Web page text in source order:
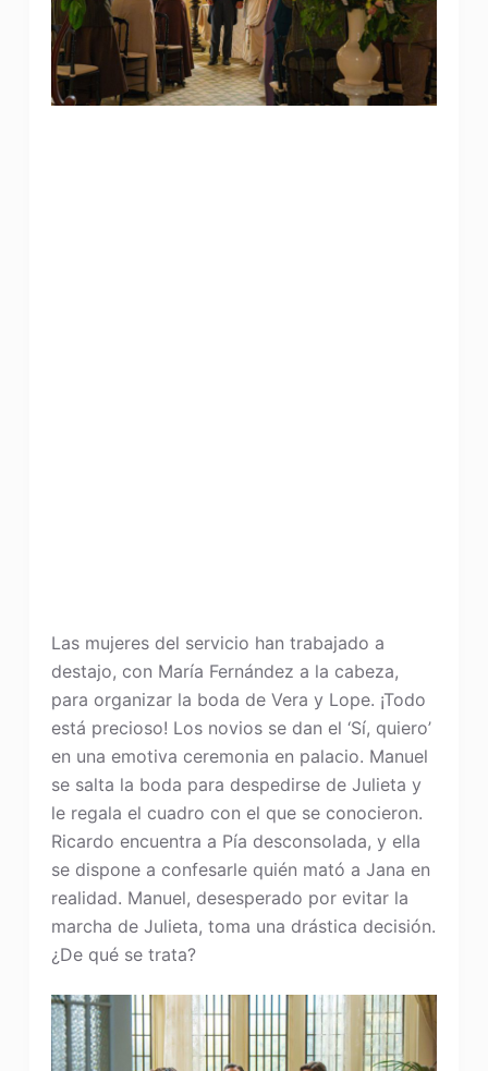
Las mujeres del servicio han trabajado a
destajo, con María Fernández a la cabeza,
para organizar la boda de Vera y Lope. ¡Todo
está precioso! Los novios se dan el ‘Sí, quiero’
en una emotiva ceremonia en palacio. Manuel
se salta la boda para despedirse de Julieta y
le regala el cuadro con el que se conocieron.
Ricardo encuentra a Pía desconsolada, y ella
se dispone a confesarle quién mató a Jana en
realidad. Manuel, desesperado por evitar la
marcha de Julieta, toma una drástica decisión.
¿De qué se trata?